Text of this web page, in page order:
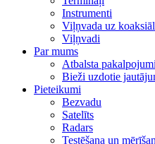
Instrumenti
Viļņvada uz
Viļņvadi
Par mums
Atbalsta pakalpojumi
Bieži uzdotie
Pieteikumi
Bezvadu
Satelīts
Radars
Testēšana un